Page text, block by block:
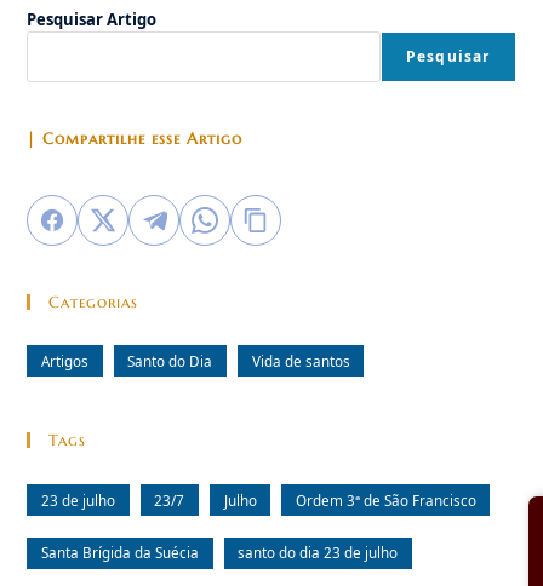
Pesquisar Artigo
Pesquisar
| Compartilhe esse Artigo
Categorias
Artigos Santo do Dia Vida de santos
Tags
23 de julho 23/7 Julho Ordem 3ª de São Francisco
Santa Brígida da Suécia santo do dia 23 de julho